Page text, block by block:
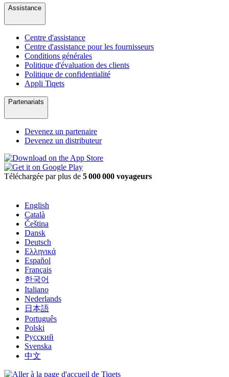
Assistance
Centre d'assistance
Centre d'assistance pour les fournisseurs
Conditions générales
Politique d'évaluation des clients
Politique de confidentialité
Appli Tiqets
Partenariats
Devenez un partenaire
Devenez un distributeur
Téléchargée par plus de 5 000 000 voyageurs
English
Català
Čeština
Dansk
Deutsch
Ελληνικά
Español
Français
한국어
Italiano
Nederlands
日本語
Português
Polski
Русский
Svenska
中文